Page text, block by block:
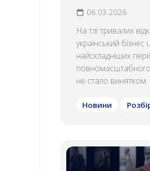
06.03.2026
На тлі тривалих
український бізнес
найскладніших
не стало винятком.
Новини